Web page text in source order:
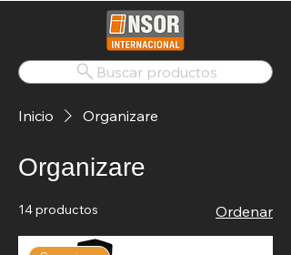
Buscar productos
Inicio Organizare
Organizare
14 productos Ordenar